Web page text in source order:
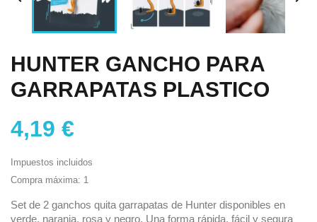
HUNTER GANCHO PARA
GARRAPATAS PLASTICO
4,19 €
Impuestos incluidos
Compra máxima: 1
Set de 2 ganchos quita garrapatas de Hunter disponibles en
verde, naranja, rosa y negro. Una forma rápida, fácil y segura